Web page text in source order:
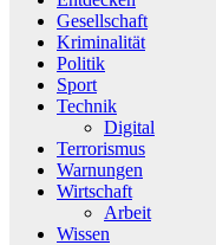
Gesellschaft
Kriminalität
Politik
Sport
Technik
Digital
Terrorismus
Warnungen
Wirtschaft
Arbeit
Wissen